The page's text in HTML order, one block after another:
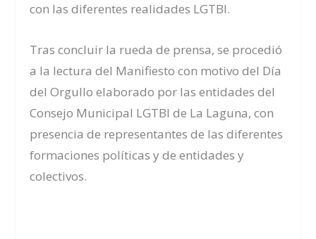
con las diferentes realidades LGTBI.
Tras concluir la rueda de prensa, se procedió
a la lectura del Manifiesto con motivo del Día
del Orgullo elaborado por las entidades del
Consejo Municipal LGTBI de La Laguna,con
presencia de representantes de las diferentes
formaciones políticas y de entidades y
colectivos.